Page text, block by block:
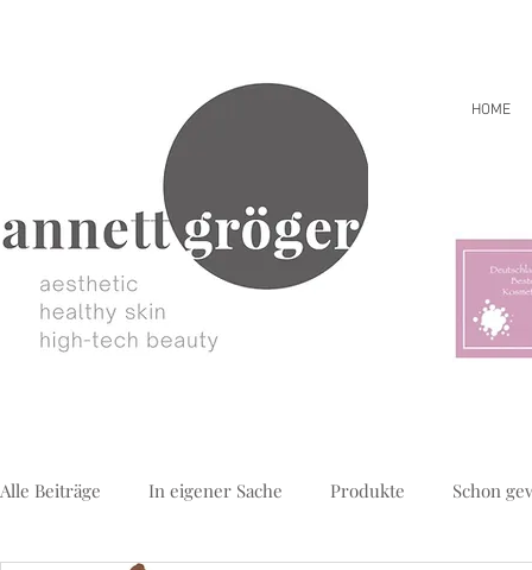
HOME
Alle Beiträge In eigener Sache Produkte Schon